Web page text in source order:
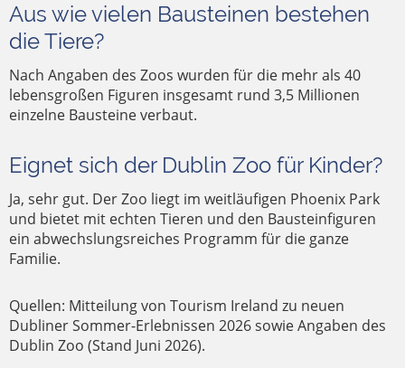
Aus wie vielen Bausteinen bestehen
die Tiere?
Nach Angaben des Zoos wurden für die mehr als 40
lebensgroßen Figuren insgesamt rund 3,5 Millionen
einzelne Bausteine verbaut.
Eignet sich der Dublin Zoo für Kinder?
Ja, sehr gut. Der Zoo liegt im weitläufigen Phoenix Park
und bietet mit echten Tieren und den Bausteinfiguren
ein abwechslungsreiches Programm für die ganze
Familie.
Quellen: Mitteilung von Tourism Ireland zu neuen
Dubliner Sommer-Erlebnissen 2026 sowie Angaben des
Dublin Zoo (Stand Juni 2026).